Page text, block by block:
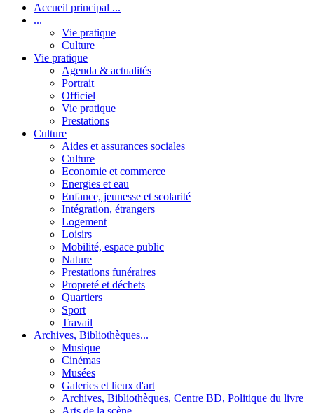
Accueil principal ...
...
Vie pratique
Culture
Vie pratique
Agenda & actualités
Portrait
Officiel
Vie pratique
Prestations
Culture
Aides et assurances sociales
Culture
Economie et commerce
Energies et eau
Enfance, jeunesse et scolarité
Intégration, étrangers
Logement
Loisirs
Mobilité, espace public
Nature
Prestations funéraires
Propreté et déchets
Quartiers
Sport
Travail
Archives, Bibliothèques...
Musique
Cinémas
Musées
Galeries et lieux d'art
Archives, Bibliothèques, Centre BD, Politique du livre
Arts de la scène